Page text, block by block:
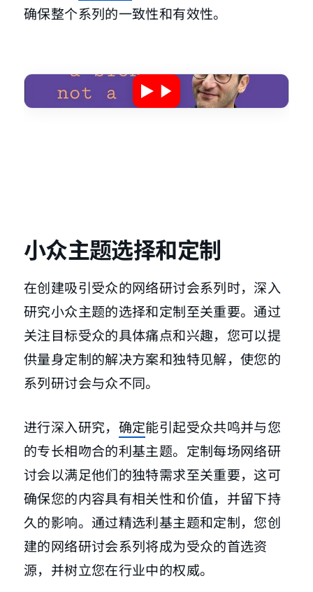
确保整个系列的一致性和有效性。
小众主题选择和定制
在创建吸引受众的网络研讨会系列时，深入
研究小众主题的选择和定制至关重要。通过
关注目标受众的具体痛点和兴趣，您可以提
供量身定制的解决方案和独特见解，使您的
系列研讨会与众不同。
进行深入研究， 确定能引起受众共鸣并与您
的专长相吻合的利基主题。定制每场网络研
讨会以满足他们的独特需求至关重要，这可
确保您的内容具有相关性和价值，并留下持
久的影响。通过精选利基主题和定制，您创
建的网络研讨会系列将成为受众的首选资
源，并树立您在行业中的权威。